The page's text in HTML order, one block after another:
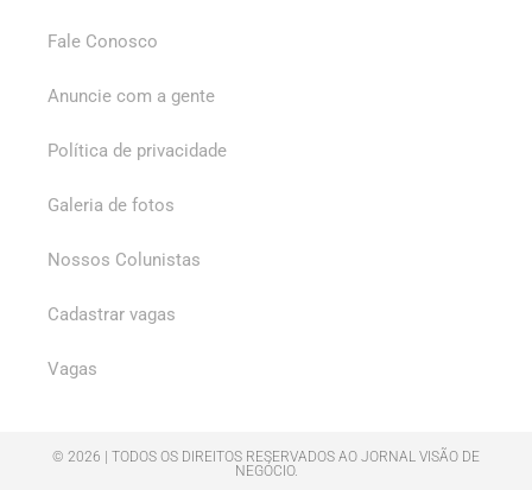
Fale Conosco
Anuncie com a gente
Política de privacidade
Galeria de fotos
Nossos Colunistas
Cadastrar vagas
Vagas
© 2026 | TODOS OS DIREITOS RESERVADOS AO JORNAL VISÃO DE
NEGÓCIO.